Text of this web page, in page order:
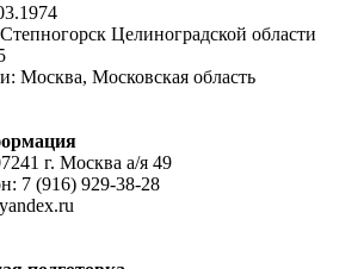
Целиноградской области
Москва, Московская область
г. Москва а/я 49
7 (916) 929-38-28